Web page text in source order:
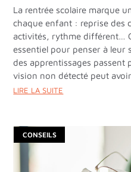
La rentrée scolaire marque
chaque enfant : reprise des
activités, rythme différent…
essentiel pour penser à leur
des apprentissages passent
vision non détecté peut avoir
LIRE LA SUITE
CONSEILS